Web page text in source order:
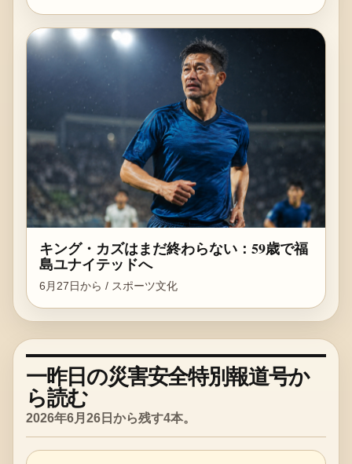
キング・カズはまだ終わらない：59歳で福
島ユナイテッドへ
6月27日から / スポーツ文化
一昨日の災害安全特別報道号か
ら読む
2026年6月26日から残す4本。